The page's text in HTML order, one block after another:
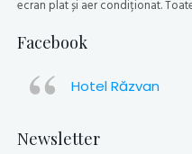
ecran plat și aer condiționat.
Facebook
Hotel Răzvan
Newsletter